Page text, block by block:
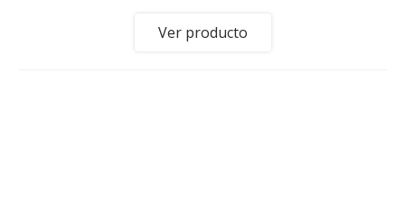
Ver producto